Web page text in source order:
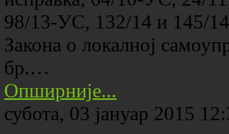
98/13-УС, 132/14 и 145/
Закона о локалној
бр.…
Опширније...
субота, 03 јануар 2015